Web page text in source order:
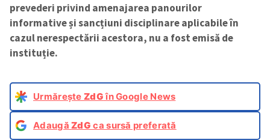
prevederi privind amenajarea panourilor
informative și sancțiuni disciplinare aplicabile în
cazul nerespectării acestora, nu a fost emisă de
instituție.
Urmărește ZdGîn Google News
AdaugăZdG ca sursă preferată